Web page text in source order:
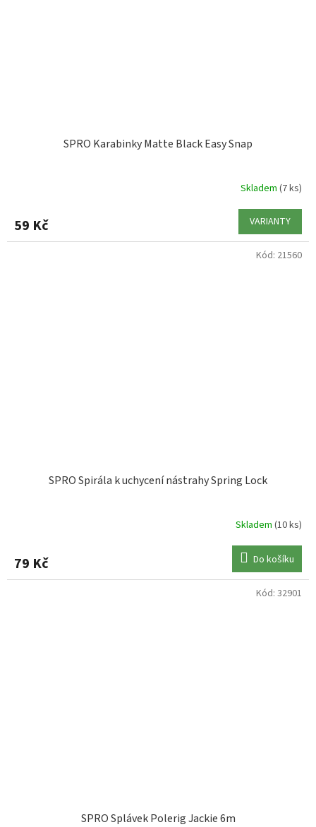
SPRO Karabinky Matte Black Easy Snap
Skladem (7 ks)
59 Kč VARIANTY
SPRO Spirála k uchycení nástrahy Spring Lock
Skladem (10 ks)
79 Kč Do košíku
Kód: 21560
SPRO Splávek Polerig Jackie 6m
Kód: 32901